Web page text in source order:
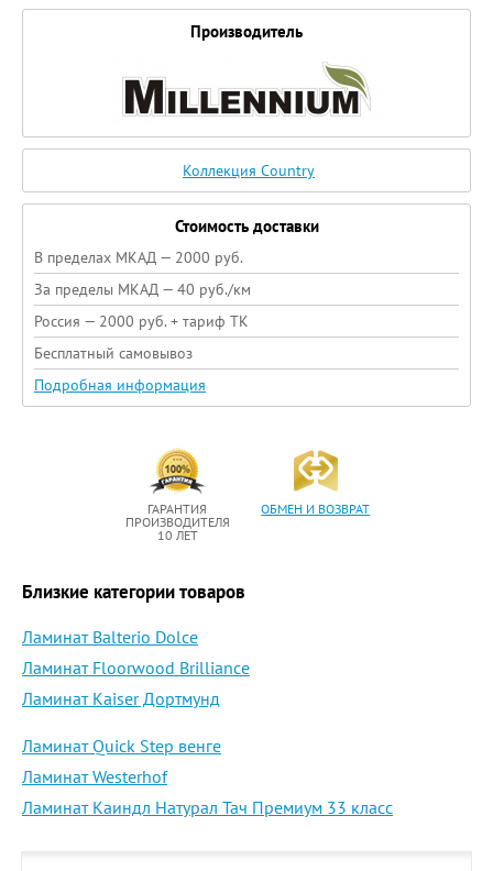
Производитель
Коллекция Country
Стоимость доставки
В пределах МКАД — 2000 руб.
За пределы МКАД — 40 руб./км
Россия — 2000 руб. + тариф ТК
Бесплатный самовывоз
Подробная информация
ГАРАНТИЯ
ПРОИЗВОДИТЕЛЯ
10 ЛЕТ
ОБМЕН И ВОЗВРАТ
Близкие категории товаров
Ламинат Balterio Dolce
Ламинат Floorwood Brilliance
Ламинат Kaiser Дортмунд
Ламинат Quick Step венге
Ламинат Westerhof
Ламинат Каиндл Натурал Тач Премиум 33 класс